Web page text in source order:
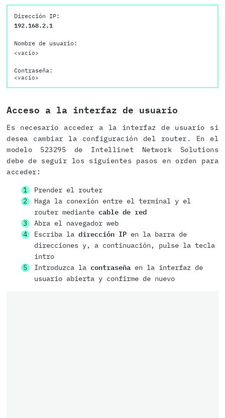
Dirección IP:
192.168.2.1
Nombre de usuario:
<vacío>
Contraseña:
<vacío>
Acceso a la interfaz de usuario
Es necesario acceder a la interfaz de usuario si
desea cambiar la configuración del router. En el
modelo 523295 de Intellinet Network Solutions
debe de seguir los siguientes pasos en orden para
acceder:
Prender el router
Haga la conexión entre el terminal y el
router mediante cable de red
Abra el navegador web
Escriba la dirección IPen la barra de
direcciones y, a continuación, pulse la tecla
intro
Introduzca la contraseñaen la interfaz de
usuario abierta y confirme de nuevo